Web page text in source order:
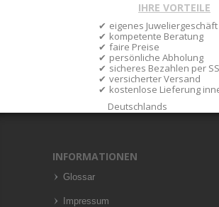
IHRE VORTEILE
eigenes Juweliergeschäft
kompetente Beratung
faire Preise
persönliche Abholung
sicheres Bezahlen per
versicherter Versand
kostenlose Lieferung
Deutschlands
INFORMATIONEN
Glossar
Impressum